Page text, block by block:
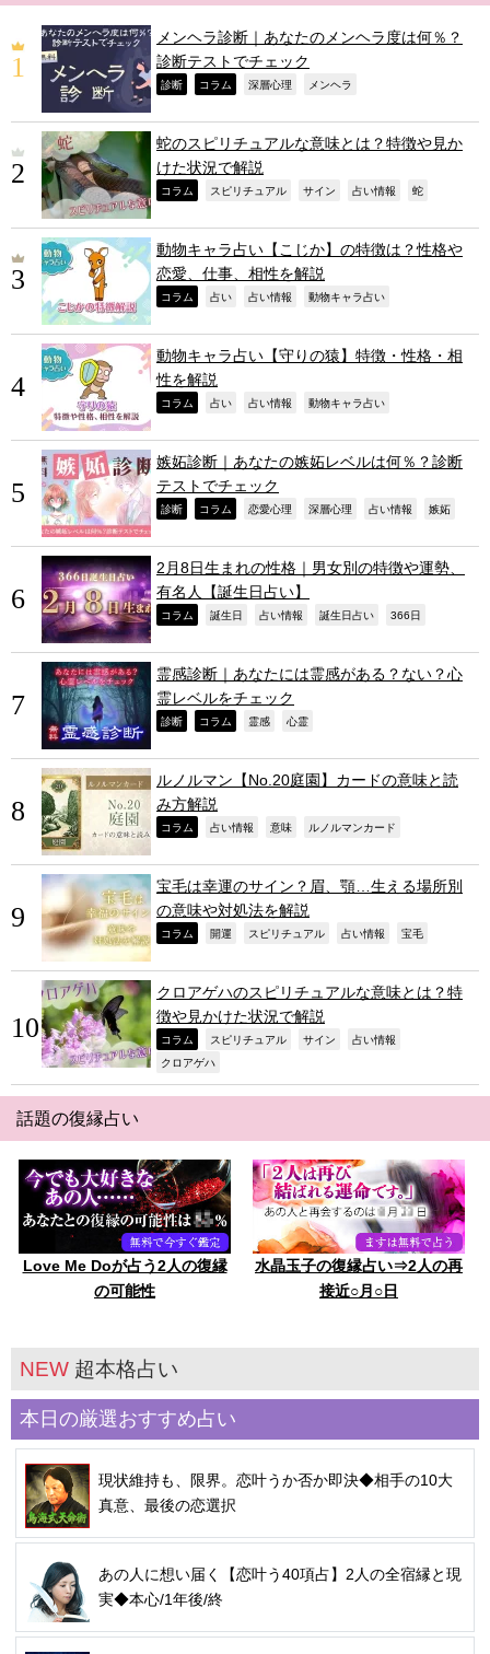
メンヘラ診断｜あなたのメンヘラ度は何％？
診断テストでチェック
診断 コラム 深層心理 メンヘラ
蛇のスピリチュアルな意味とは？特徴や見か
けた状況で解説
コラム スピリチュアル サイン 占い情報 蛇
動物キャラ占い【こじか】の特徴は？性格や
恋愛、仕事、相性を解説
コラム 占い 占い情報 動物キャラ占い
動物キャラ占い【守りの猿】特徴・性格・相
性を解説
コラム 占い 占い情報 動物キャラ占い
嫉妬診断｜あなたの嫉妬レベルは何％？診断
テストでチェック
診断 コラム 恋愛心理 深層心理 占い情報 嫉妬
2月8日生まれの性格｜男女別の特徴や運勢、
有名人【誕生日占い】
コラム 誕生日 占い情報 誕生日占い 366日
霊感診断｜あなたには霊感がある？ない？心
霊レベルをチェック
診断 コラム 霊感 心霊
ルノルマン【No.20庭園】カードの意味と読
み方解説
コラム 占い情報 意味 ルノルマンカード
宝毛は幸運のサイン？眉、顎…生える場所別
の意味や対処法を解説
コラム 開運 スピリチュアル 占い情報 宝毛
クロアゲハのスピリチュアルな意味とは？特
徴や見かけた状況で解説
コラム スピリチュアル サイン 占い情報
クロアゲハ
話題の復縁占い
Love Me Doが占う2人の復縁
の可能性
水晶玉子の復縁占い⇒2人の再
接近○月○日
NEW 超本格占い
本日の厳選おすすめ占い
現状維持も、限界。恋叶うか否か即決◆相手の10大
真意、最後の恋選択
あの人に想い届く【恋叶う40項占】2人の全宿縁と現
実◆本心/1年後/終